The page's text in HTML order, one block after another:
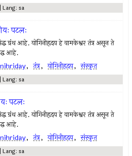
Lang: sa
पटलः
ग्रंथ आहे. योगिनीहृदय हे वामकेश्वर तंत्र असून ते
आहे.
, तंत्र, योगिनीहृदय, संस्कृत
Lang: sa
पटलः
ग्रंथ आहे. योगिनीहृदय हे वामकेश्वर तंत्र असून ते
आहे.
, तंत्र, योगिनीहृदय, संस्कृत
Lang: sa